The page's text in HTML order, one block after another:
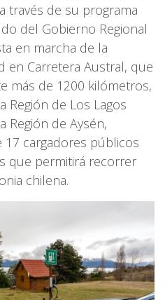
través de su programa
del Gobierno Regional
en marcha de la
en Carretera Austral, que
más de 1200 kilómetros,
de Los Lagos
Región de Aysén,
cargadores públicos
que permitirá recorrer
chilena.